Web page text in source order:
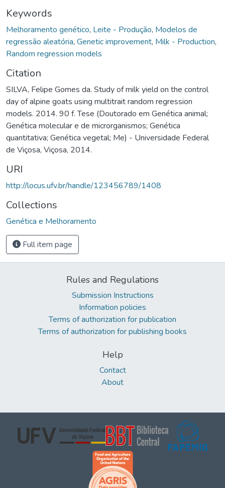
Keywords
Melhoramento genético, Leite - Produção, Modelos de
regressão aleatória, Genetic improvement, Milk - Production,
Random regression models
Citation
SILVA, Felipe Gomes da. Study of milk yield on the control
day of alpine goats using multitrait random regression
models. 2014. 90 f. Tese (Doutorado em Genética animal;
Genética molecular e de microrganismos; Genética
quantitativa; Genética vegetal; Me) - Universidade Federal
de Viçosa, Viçosa, 2014.
URI
http://locus.ufv.br/handle/123456789/1408
Collections
Genética e Melhoramento
Full item page
Rules and Regulations
Submission Instructions
Information policies
Terms of authorization for publication
Terms of authorization for publishing books
Help
Contact
About